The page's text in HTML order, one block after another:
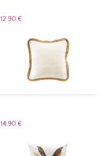
12.90 €
14.90 €